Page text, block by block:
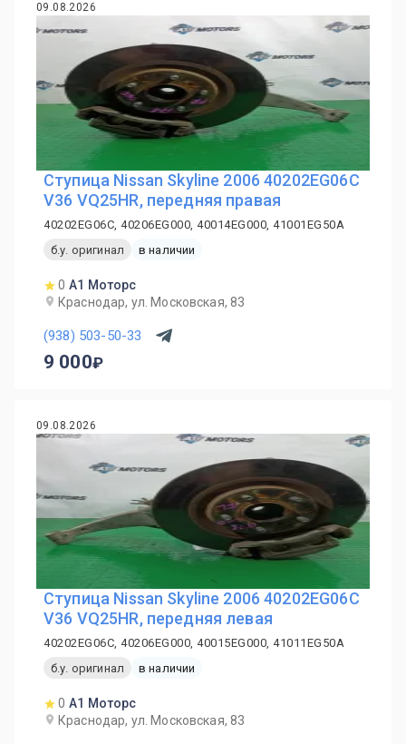
09.08.2026
Ступица Nissan Skyline 2006 40202EG06C
V36 VQ25HR, передняя правая
40202EG06C, 40206EG000, 40014EG000, 41001EG50A
б.у. оригинал
в наличии
0 А1 Моторс
Краснодар, ул. Московская, 83
(938) 503-50-33
9 000
09.08.2026
Ступица Nissan Skyline 2006 40202EG06C
V36 VQ25HR, передняя левая
40202EG06C, 40206EG000, 40015EG000, 41011EG50A
б.у. оригинал
в наличии
0 А1 Моторс
Краснодар, ул. Московская, 83